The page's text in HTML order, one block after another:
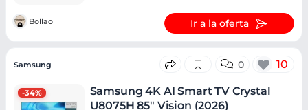
Bollao Ir a la oferta
-34%
Samsung 0 10
Samsung 4K AI Smart TV Crystal
U8075H 85" Vision (2026)